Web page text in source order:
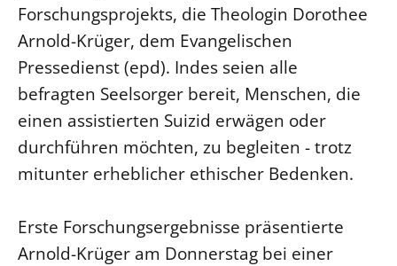
Forschungsprojekts, die Theologin Dorothee
Arnold-Krüger, dem Evangelischen
Pressedienst (epd). Indes seien alle
befragten Seelsorger bereit, Menschen, die
einen assistierten Suizid erwägen oder
durchführen möchten, zu begleiten - trotz
mitunter erheblicher ethischer Bedenken.
Erste Forschungsergebnisse präsentierte
Arnold-Krüger am Donnerstag bei einer
LANDESSYNODE
27. Landessynode
Kontakt
Hintergrund
MITARBEIT
Ehrenamt
Freie Stellen